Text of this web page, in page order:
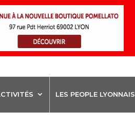
LES PEOPLE LYONNAIS